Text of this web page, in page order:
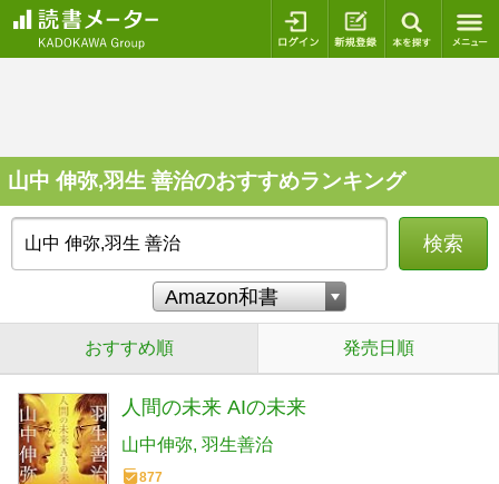
ログイン 新規登録
山中 伸弥,羽生 善治のおすすめランキング
検索
おすすめ順 発売日順
人間の未来 AIの未来
山中伸弥 羽生善治
877